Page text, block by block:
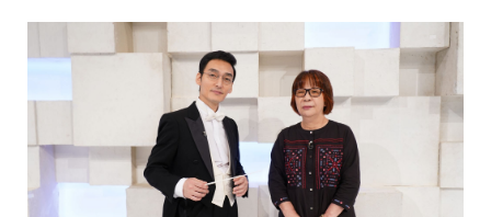
稲垣 吾郎 草彅 剛 香取 慎吾
DISCOGRAPHY
CHIZUSHOP